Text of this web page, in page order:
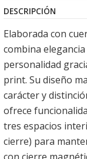
DESCRIPCIÓN
Elaborada con
combina
personalidad
print. Su diseño
carácter y
ofrece
tres espacios
cierre) para